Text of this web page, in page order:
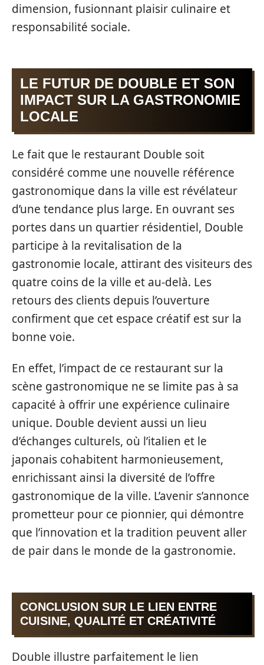
dimension, fusionnant plaisir culinaire et
responsabilité sociale.
LE FUTUR DE DOUBLE ET SON
IMPACT SUR LA GASTRONOMIE
LOCALE
Le fait que le restaurant Double soit
considéré comme une nouvelle référence
gastronomique dans la ville est révélateur
d’une tendance plus large. En ouvrant ses
portes dans un quartier résidentiel, Double
participe à la revitalisation de la
gastronomie locale, attirant des visiteurs des
quatre coins de la ville et au-delà. Les
retours des clients depuis l’ouverture
confirment que cet espace créatif est sur la
bonne voie.
En effet, l’impact de ce restaurant sur la
scène gastronomique ne se limite pas à sa
capacité à offrir une expérience culinaire
unique. Double devient aussi un lieu
d’échanges culturels, où l’italien et le
japonais cohabitent harmonieusement,
enrichissant ainsi la diversité de l’offre
gastronomique de la ville. L’avenir s’annonce
prometteur pour ce pionnier, qui démontre
que l’innovation et la tradition peuvent aller
de pair dans le monde de la gastronomie.
CONCLUSION SUR LE LIEN ENTRE
CUISINE, QUALITÉ ET CRÉATIVITÉ
Double illustre parfaitement le lien